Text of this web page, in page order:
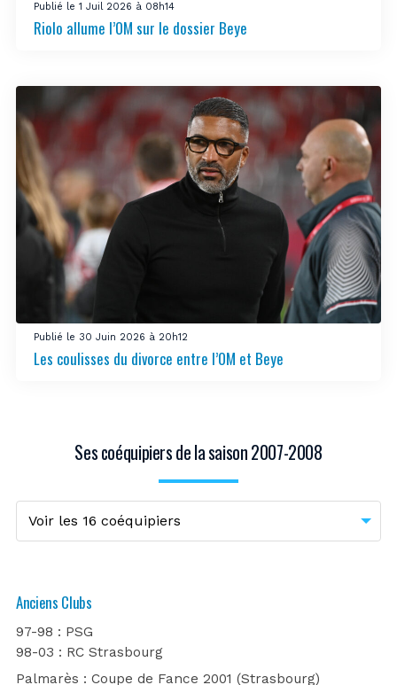
Publié le 1 Juil 2026 à 08h14
Riolo allume l’OM sur le dossier Beye
Publié le 30 Juin 2026 à 20h12
Les coulisses du divorce entre l’OM et Beye
Ses coéquipiers de la saison 2007-2008
Anciens Clubs
97-98 : PSG
98-03 : RC Strasbourg
Palmarès : Coupe de Fance 2001 (Strasbourg)